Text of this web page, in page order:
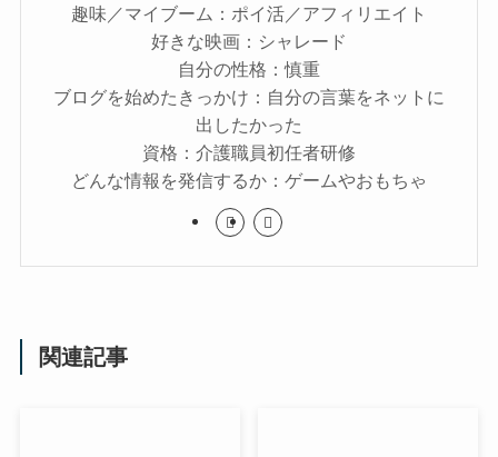
趣味／マイブーム：ポイ活／アフィリエイト
好きな映画：シャレード
自分の性格：慎重
ブログを始めたきっかけ：自分の言葉をネットに
出したかった
資格：介護職員初任者研修
どんな情報を発信するか：ゲームやおもちゃ
関連記事